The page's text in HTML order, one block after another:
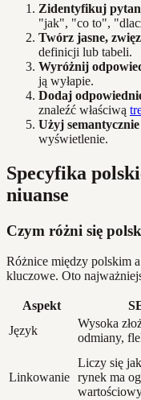
Zidentyfikuj
"jak", "co to",
Twórz jasne,
definicji lub tabeli.
Wyróżnij
ją wyłapie.
Dodaj
znaleźć właściwą
Użyj
wyświetlenie.
Specyfika
niuanse
Czym różni się
Różnice między polskim
kluczowe. Oto
Aspekt
Język
Wysoka
odmiany,
Linkowanie
Liczy się
rynek ma